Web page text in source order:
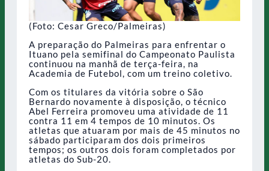
(Foto: Cesar Greco/Palmeiras)
A preparação do Palmeiras para enfrentar o
Ituano pela semifinal do Campeonato Paulista
continuou na manhã de terça-feira, na
Academia de Futebol, com um treino coletivo.
Com os titulares da vitória sobre o São
Bernardo novamente à disposição, o técnico
Abel Ferreira promoveu uma atividade de 11
contra 11 em 4 tempos de 10 minutos. Os
atletas que atuaram por mais de 45 minutos no
sábado participaram dos dois primeiros
tempos; os outros dois foram completados por
atletas do Sub-20.